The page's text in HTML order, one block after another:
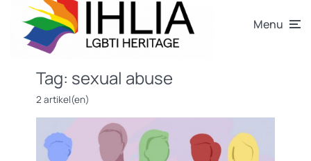
Menu
Tag: sexual abuse
2 artikel(en)